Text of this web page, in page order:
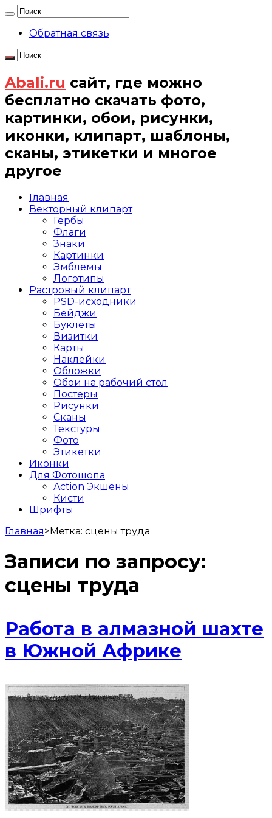
Обратная связь
Abali.ru сайт, где можно
бесплатно скачать фото,
картинки, обои, рисунки,
иконки, клипарт, шаблоны,
сканы, этикетки и многое
другое
Главная
Векторный клипарт
Гербы
Флаги
Знаки
Картинки
Эмблемы
Логотипы
Растровый клипарт
PSD-исходники
Бейджи
Буклеты
Визитки
Карты
Наклейки
Обложки
Обои на рабочий стол
Постеры
Рисунки
Сканы
Текстуры
Фото
Этикетки
Иконки
Для Фотошопа
Action Экшены
Кисти
Шрифты
Главная>Метка: сцены труда
Записи по запросу:
сцены труда
Работа в алмазной шахте
в Южной Африке